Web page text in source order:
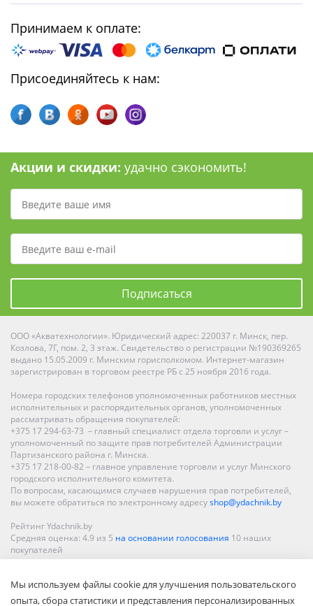
Принимаем к оплате:
Присоединяйтесь к нам:
Акции и скидки: удачно сэкономить!
Подписаться
ООО «Акватехнологии». Юридический адрес: 220037 г. Минск, пер.
Козлова, 7Г, пом. 2, 3 этаж. Свидетельство о регистрации №190369265
выдано 15.05.2009 г. Минским горисполкомом. Интернет-магазин
зарегистрирован в торговом реестре РБ с 25 ноября 2016 года.
Номера городских телефонов уполномоченных работников местных
исполнительных и распорядительных органов, уполномоченных
рассматривать обращения покупателей:
+375 17 294-63-73 – главный специалист отдела торговли и услуг –
уполномоченный по защите прав потребителей Администрации
Партизанского района г. Минска.
+375 17 218-00-82 – главное управление торговли и услуг Минского
городского исполнительного комитета.
По вопросам, касающимся случаев нарушения прав потребителей,
вы можете обратиться по электронному адресуshop@ydachnik.by
Рейтинг Ydachnik.by
Средняя оценка: 4.9 из 5 на основании голосования 10 наших
покупателей
Гродно, Могилеве, Бобруйске, Барановичах, Молодечно,
Новополоцке, Пинске, Солигорске. При заказе в интернет-магазине
Мы используем файлы cookie для улучшения пользовательского
опыта, сбора статистики и представления персонализированных